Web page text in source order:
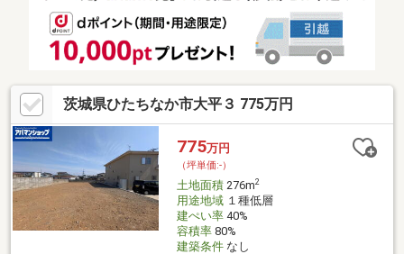
茨城県ひたちなか市大平３ 775万円
775万円
（坪単価:-）
土地面積276m2
用途地域１種低層
建ぺい率40%
容積率80%
建築条件なし